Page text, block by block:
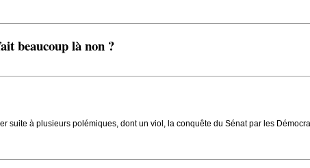
beaucoup là non ?
suite à plusieurs polémiques, dont un viol, la conquête du Sénat par les